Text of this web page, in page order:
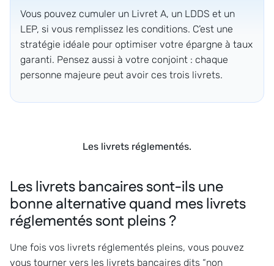
Vous pouvez cumuler un Livret A, un LDDS et un
LEP, si vous remplissez les conditions. C’est une
stratégie idéale pour optimiser votre épargne à taux
garanti. Pensez aussi à votre conjoint : chaque
personne majeure peut avoir ces trois livrets.
Les livrets réglementés.
Les livrets bancaires sont-ils une
bonne alternative quand mes livrets
réglementés sont pleins ?
Une fois vos livrets réglementés pleins, vous pouvez
vous tourner vers les livrets bancaires dits “non